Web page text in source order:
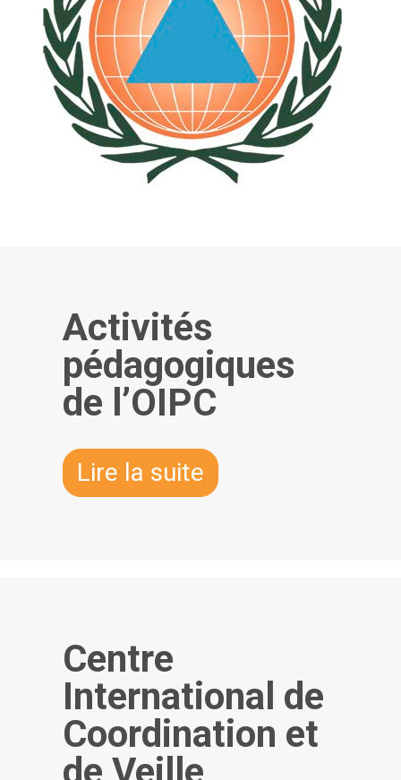
Activités
pédagogiques
de l’OIPC
Lire la suite
Centre
International de
Coordination et